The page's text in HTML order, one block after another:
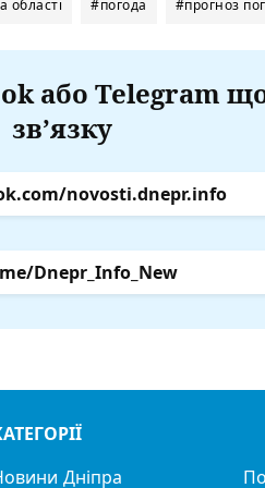
області #погода #прогноз
або Telegram
зв’язку
novosti.dnepr.info
Dnepr_Info_New
Дніпра